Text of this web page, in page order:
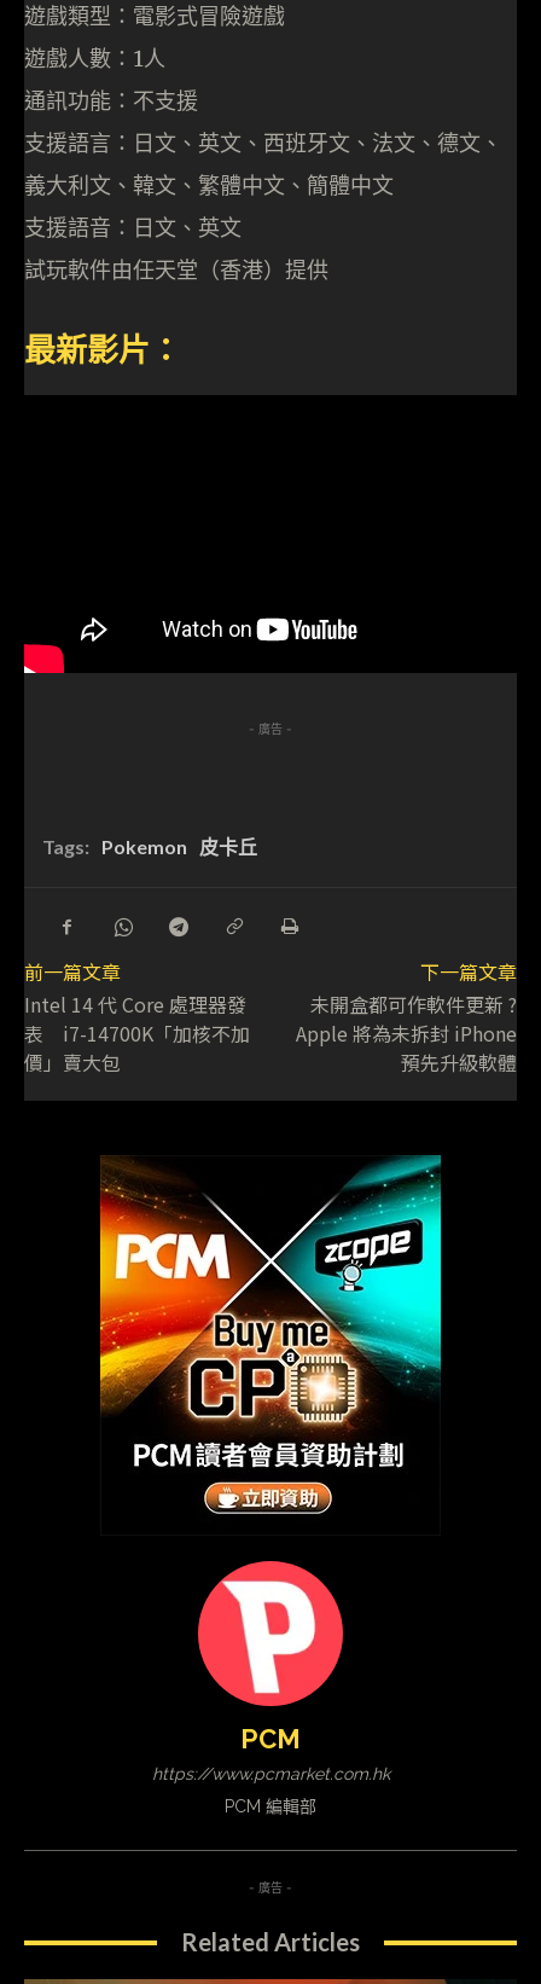
遊戲類型：電影式冒險遊戲
遊戲人數：1人
通訊功能：不支援
支援語言：日文、英文、西班牙文、法文、德文、
義大利文、韓文、繁體中文、簡體中文
支援語音：日文、英文
試玩軟件由任天堂（香港）提供
最新影片：
- 廣告 -
Tags: Pokemon 皮卡丘
前一篇文章
Intel 14 代 Core 處理器發
表 i7-14700K「加核不加
價」賣大包
下一篇文章
未開盒都可作軟件更新 ?
Apple 將為未拆封 iPhone
預先升級軟體
PCM
https://www.pcmarket.com.hk
PCM 編輯部
- 廣告 -
Related Articles